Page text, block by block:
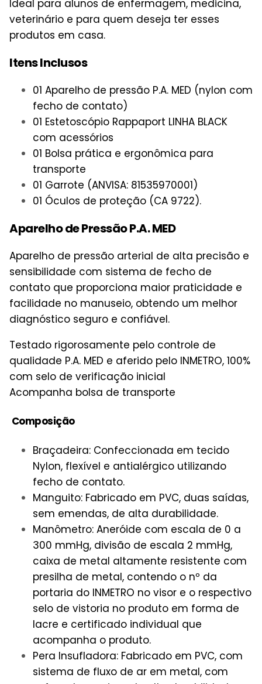
Ideal para alunos de enfermagem, medicina,
veterinário e para quem deseja ter esses
produtos em casa.
Itens Inclusos
01 Aparelho de pressão P.A. MED (nylon com
fecho de contato)
01 Estetoscópio Rappaport LINHA BLACK
com acessórios
01 Bolsa prática e ergonômica para
transporte
01 Garrote (ANVISA: 81535970001)
01 Óculos de proteção (CA 9722).
Aparelho de Pressão P.A. MED
Aparelho de pressão arterial de alta precisão e
sensibilidade com sistema de fecho de
contato que proporciona maior praticidade e
facilidade no manuseio, obtendo um melhor
diagnóstico seguro e confiável.
Testado rigorosamente pelo controle de
qualidade P.A. MED e aferido pelo INMETRO, 100%
com selo de verificação inicial
Acompanha bolsa de transporte
Composição
Braçadeira: Confeccionada em tecido
Nylon, flexível e antialérgico utilizando
fecho de contato.
Manguito: Fabricado em PVC, duas saídas,
sem emendas, de alta durabilidade.
Manômetro: Aneróide com escala de 0 a
300 mmHg, divisão de escala 2 mmHg,
caixa de metal altamente resistente com
presilha de metal, contendo o nº da
portaria do INMETRO no visor e o respectivo
selo de vistoria no produto em forma de
lacre e certificado individual que
acompanha o produto.
Pera Insufladora: Fabricado em PVC, com
sistema de fluxo de ar em metal, com